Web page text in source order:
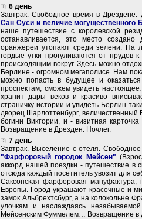
6 день
Завтрак. Свободное время в
Сан Суси и величие могущественного
наше путешествие с королевской
останавливается, это место
оранжереи утопают среди зелени. На
гордые утки прогуливаются от
происходящим вокруг. Здесь можно
Берлине - огромном мегаполисе. Нам
можно попасть в будущее и
проспектам, сможем увидеть
хранит дары веков и красиво
страничку истории и увидеть Берлин
дворец Шарлоттенбург,
богини Виктории, и - визитная
Возвращение в Дрезден. Ночлег.
7 день
Завтрак. Выселение с отеля.
"Фарфоровый городок Мейсен"
аккорд нашей поездки - путешествие в
отсюда каждый посетитель увозит для
Саксонская фарфоровая
Европы. Город украшают красочные и
замок Альбрехтсбург, а на колокольне
улочкам и наслаждаясь
Мейсенским Фуммелем… Возвращение в